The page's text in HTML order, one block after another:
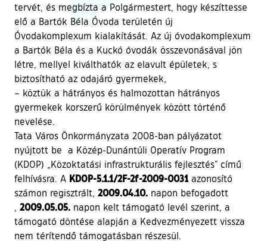
tervét, és megbízta a Polgármestert, hogy készíttesse
elő a Bartók Béla Óvoda területén új
Óvodakomplexum kialakítását. Az új óvodakomplexum
a Bartók Béla és a Kuckó óvodák összevonásával jön
létre, mellyel kiválthatók az elavult épületek, s
biztosítható az odajáró gyermekek,
– köztük a hátrányos és halmozottan hátrányos
gyermekek korszerű körülmények között történő
nevelése.
Tata Város Önkormányzata 2008-ban pályázatot
nyújtott be a Közép-Dunántúli Operatív Program
(KDOP) „Közoktatási infrastrukturális fejlesztés” című
felhívásra. A KDOP-5.1.1/2F-2f-2009-0031 azonosító
számon regisztrált, 2009.04.10. napon befogadott
, 2009.05.05. napon kelt támogató levél szerint, a
támogató döntése alapján a Kedvezményezett vissza
nem térítendő támogatásban részesül.